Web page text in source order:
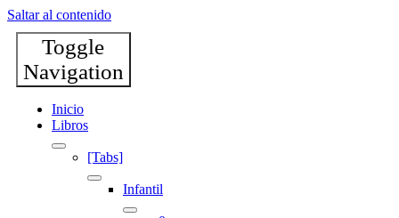
Saltar al contenido
Toggle
Navigation
Inicio
Libros
[Tabs]
Infantil